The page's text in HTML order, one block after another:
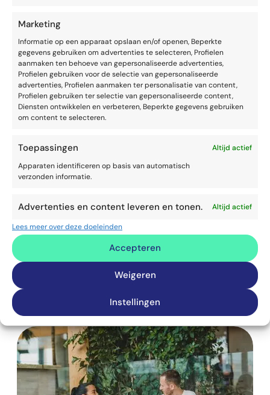
Marketing
Informatie op een apparaat opslaan en/of openen, Beperkte
gegevens gebruiken om advertenties te selecteren, Profielen
aanmaken ten behoeve van gepersonaliseerde advertenties,
Profielen gebruiken voor de selectie van gepersonaliseerde
advertenties, Profielen aanmaken ter personalisatie van content,
Profielen gebruiken ter selectie van gepersonaliseerde content,
Diensten ontwikkelen en verbeteren, Beperkte gegevens gebruiken
om content te selecteren.
Toepassingen
Altijd actief
Apparaten identificeren op basis van automatisch
verzonden informatie.
Advertenties en content leveren en tonen. Altijd actief
Lees meer over deze doeleinden
Accepteren
Weigeren
Instellingen
VAARDIGHEDEN SPREKEN EN OVERTUIGEN
Geloofwaardig presenteren
Logos, pathos, ethos in presentaties